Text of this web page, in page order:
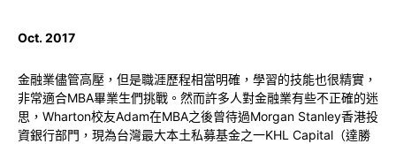
Oct. 2017
金融業儘管高壓，但是職涯歷程相當明確，學習的技能也很精實，
非常適合MBA畢業生們挑戰。然而許多人對金融業有些不正確的迷
思，Wharton校友Adam在MBA之後曾待過Morgan Stanley香港投
資銀行部門，現為台灣最大本土私募基金之一KHL Capital（達勝